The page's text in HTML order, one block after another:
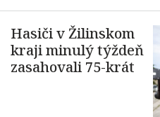
Hasiči v Žilinskom
kraji minulý týždeň
zasahovali 75-krát